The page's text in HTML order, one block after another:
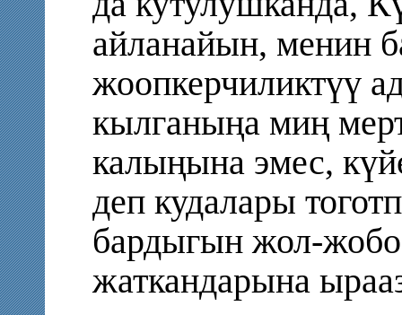
айланайын, менин
жоопкерчиликтүү
кылганыңа миң
калыңына эмес,
деп кудалары
бардыгын жол-
жаткандарына